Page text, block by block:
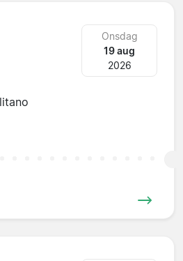
Onsdag
19 aug
2026